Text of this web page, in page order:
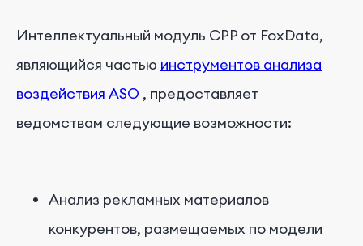
Интеллектуальный модуль CPP от FoxData,
являющийся частью инструментов анализа
воздействия ASO , предоставляет
ведомствам следующие возможности:
Анализ рекламных материалов
конкурентов, размещаемых по модели